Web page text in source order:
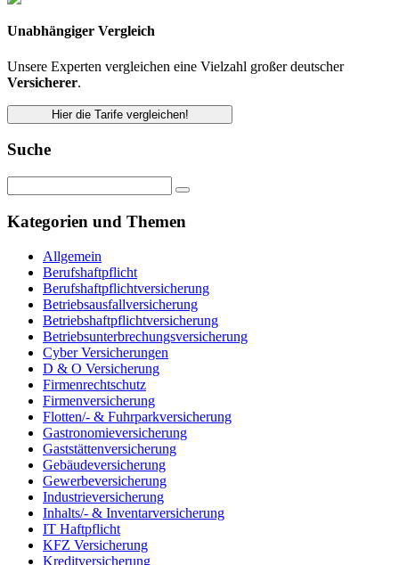
Unabhängiger Vergleich
Unsere Experten vergleichen eine Vielzahl großer deutscher
Versicherer.
Hier die Tarife vergleichen!
Suche
Kategorien und Themen
Allgemein
Berufshaftpflicht
Berufshaftpflichtversicherung
Betriebsausfallversicherung
Betriebshaftpflichtversicherung
Betriebsunterbrechungsversicherung
Cyber Versicherungen
D & O Versicherung
Firmenrechtschutz
Firmenversicherung
Flotten/- & Fuhrparkversicherung
Gastronomieversicherung
Gaststättenversicherung
Gebäudeversicherung
Gewerbeversicherung
Industrieversicherung
Inhalts/- & Inventarversicherung
IT Haftpflicht
KFZ Versicherung
Kreditversicherung